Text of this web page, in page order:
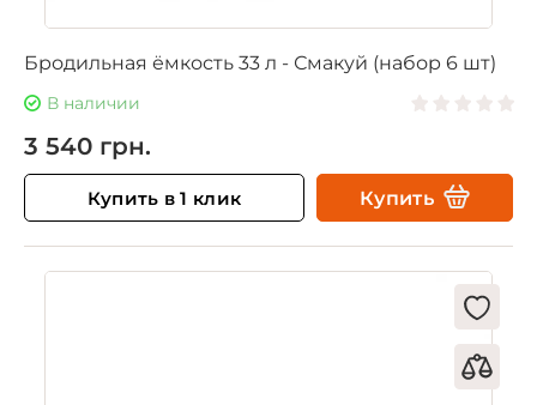
Бродильная ёмкость 33 л - Смакуй (набор 6 шт)
В наличии
3 540 грн.
Купить в 1 клик Купить